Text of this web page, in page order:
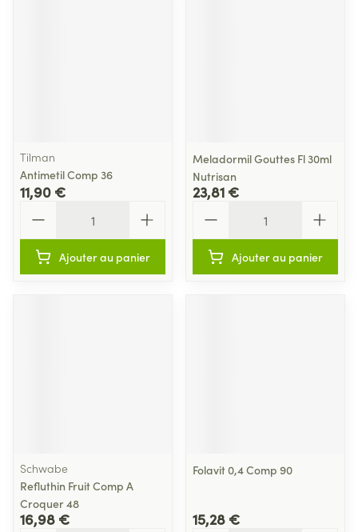
Tilman
Antimetil Comp 36
11,90 €
Ajouter au panier
Meladormil Gouttes Fl 30ml
Nutrisan
23,81 €
Ajouter au panier
Schwabe
Refluthin Fruit Comp A
Croquer 48
16,98 €
Folavit 0,4 Comp 90
15,28 €